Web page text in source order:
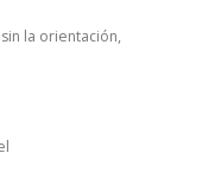
la orientación,